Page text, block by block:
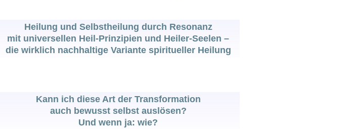
Heilung und Selbstheilung durch Resonanz
mit universellen Heil-Prinzipien und Heiler-Seelen –
die wirklich nachhaltige Variante spiritueller Heilung
Kann ich diese Art der Transformation
auch bewusst selbst auslösen?
Und wenn ja: wie?